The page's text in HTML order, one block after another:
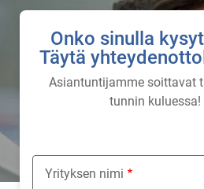
Onko sinulla
Täytä
Asiantuntijamme soittavat
tunnin kuluessa!
Yrityksen nimi